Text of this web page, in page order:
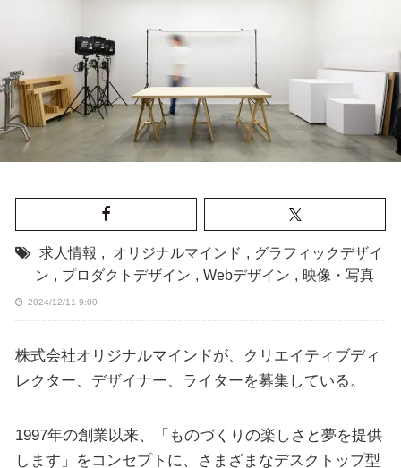
求人情報 , オリジナルマインド , グラフィックデザイ
ン , プロダクトデザイン , Webデザイン , 映像・写真
2024/12/11 9:00
株式会社オリジナルマインドが、クリエイティブディ
レクター、デザイナー、ライターを募集している。
1997年の創業以来、「ものづくりの楽しさと夢を提供
します」をコンセプトに、さまざまなデスクトップ型